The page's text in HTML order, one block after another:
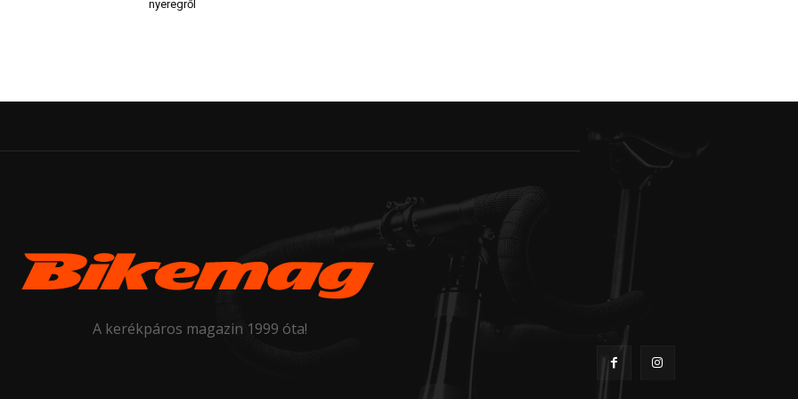
nyeregről
A kerékpáros magazin 1999 óta!